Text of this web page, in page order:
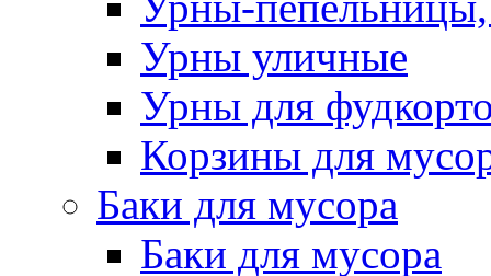
Урны уличные
Урны для
Корзины для
Баки для мусора
Баки для мусора